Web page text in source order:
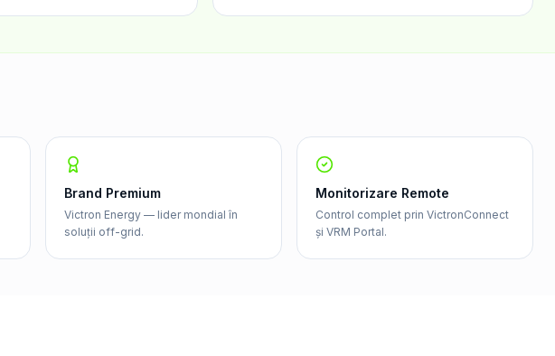
Brand Premium
Victron Energy — lider mondial în
soluții off-grid.
Monitorizare Remote
Control complet prin VictronConnect
și VRM Portal.